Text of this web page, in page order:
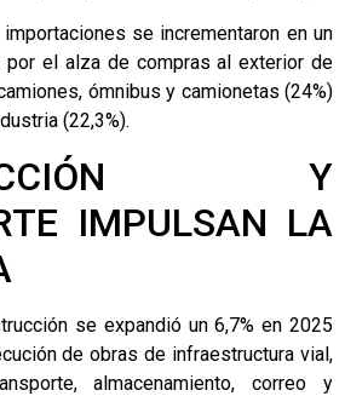
se incrementaron en un
por el alza de compras al exterior de
ómnibus y camionetas (24%)
(22,3%).
Y
IMPULSAN LA
se expandió un 6,7% en 2025
de obras de infraestructura vial,
almacenamiento, correo y